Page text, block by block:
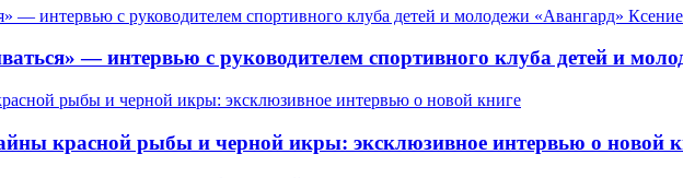
— интервью с руководителем спортивного клуба детей и
красной рыбы и черной икры: эксклюзивное интервью о новой